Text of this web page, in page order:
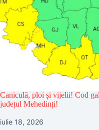
Caniculă, ploi și vijelii! Cod
județul Mehedinți!
iulie 18, 2026